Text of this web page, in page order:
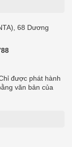
68 Dương
được phát hành
văn bản của